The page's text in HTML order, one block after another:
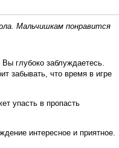
Мальчишкам понравится
глубоко заблуждаетесь.
забывать, что время в игре
упасть в пропасть
интересное и приятное.